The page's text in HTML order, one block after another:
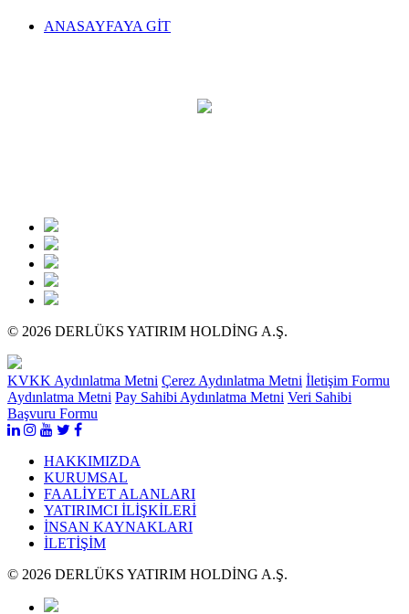
ANASAYFAYA GİT
© 2026 DERLÜKS YATIRIM HOLDİNG A.Ş.
KVKK Aydınlatma Metni Çerez Aydınlatma Metni İletişim Formu
Aydınlatma Metni Pay Sahibi Aydınlatma Metni Veri Sahibi
Başvuru Formu
HAKKIMIZDA
KURUMSAL
FAALİYET ALANLARI
YATIRIMCI İLİŞKİLERİ
İNSAN KAYNAKLARI
İLETİŞİM
© 2026 DERLÜKS YATIRIM HOLDİNG A.Ş.